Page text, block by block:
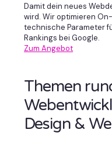
Damit dein neues
wird. Wir optimieren
technische Parameter
Rankings bei Google.
Zum Angebot
Themen
Design &